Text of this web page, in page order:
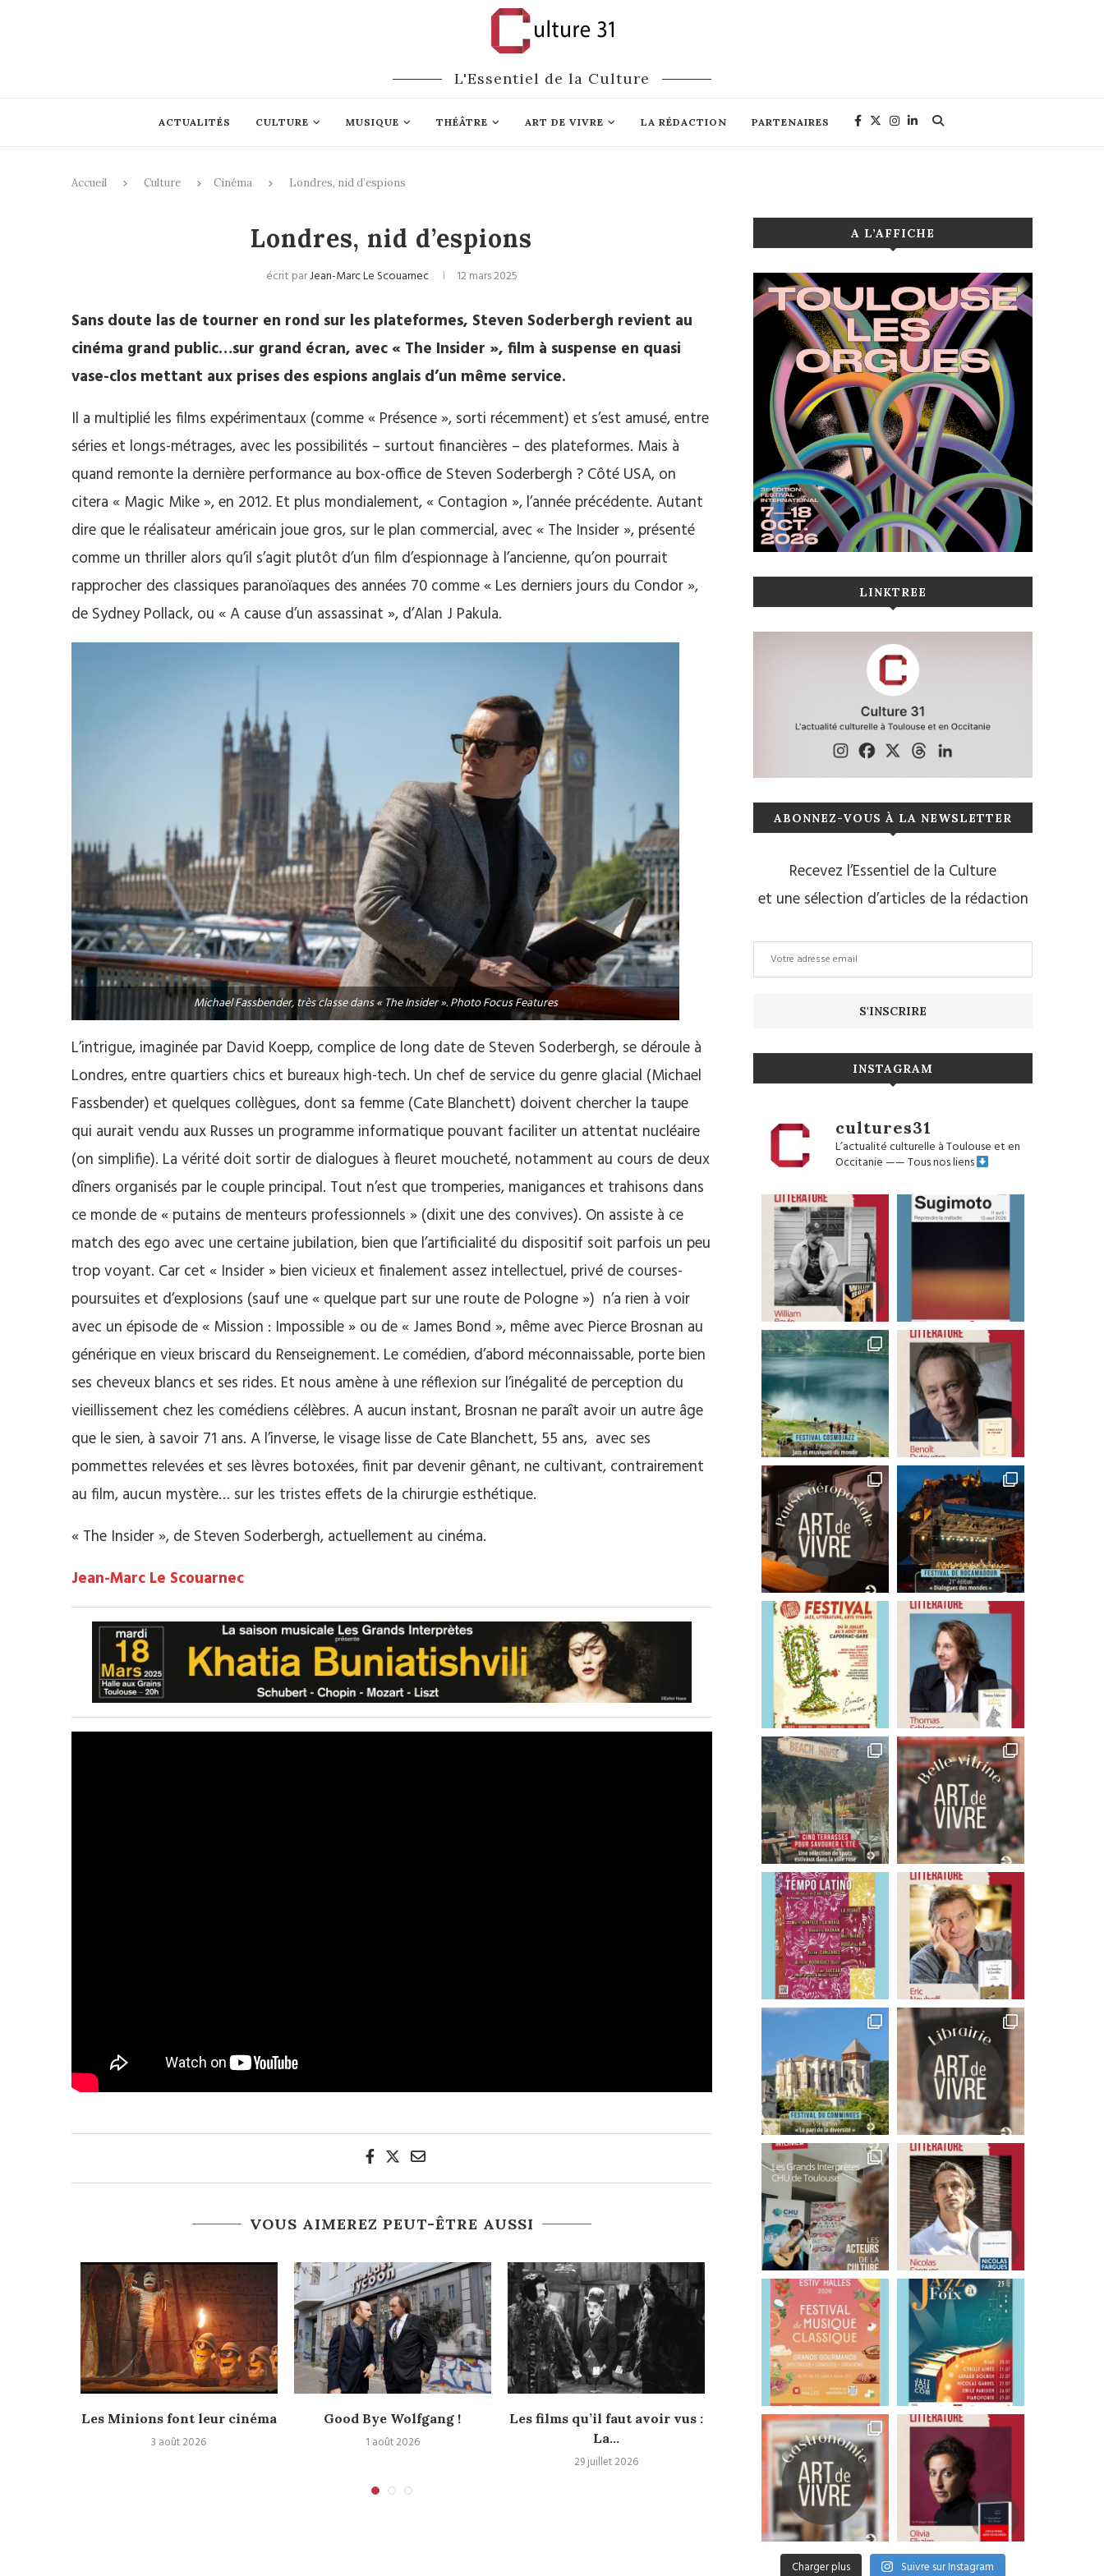
L'Essentiel de la Culture
ACTUALITÉS CULTURE MUSIQUE THÉÂTRE ART DE VIVRE LA RÉDACTION PARTENAIRES
Accueil Culture Cinéma Londres, nid d’espions
Londres, nid d’espions
écrit parJean-Marc Le Scouarnec 12 mars 2025
Sans doute las de tourner en rond sur les plateformes, Steven Soderbergh revient au
cinéma grand public…sur grand écran, avec « The Insider », film à suspense en quasi
vase-clos mettant aux prises des espions anglais d’un même service.
Il a multiplié les films expérimentaux (comme « Présence », sorti récemment) et s’est amusé, entre
séries et longs-métrages, avec les possibilités – surtout financières – des plateformes. Mais à
quand remonte la dernière performance au box-office de Steven Soderbergh ? Côté USA, on
citera « Magic Mike », en 2012. Et plus mondialement, « Contagion », l’année précédente. Autant
dire que le réalisateur américain joue gros, sur le plan commercial, avec « The Insider », présenté
comme un thriller alors qu’il s’agit plutôt d’un film d’espionnage à l’ancienne, qu’on pourrait
rapprocher des classiques paranoïaques des années 70 comme « Les derniers jours du Condor »,
de Sydney Pollack, ou « A cause d’un assassinat », d’Alan J Pakula.
Michael Fassbender, très classe dans « The Insider ». Photo Focus Features
L’intrigue, imaginée par David Koepp, complice de long date de Steven Soderbergh, se déroule à
Londres, entre quartiers chics et bureaux high-tech. Un chef de service du genre glacial (Michael
Fassbender) et quelques collègues, dont sa femme (Cate Blanchett) doivent chercher la taupe
qui aurait vendu aux Russes un programme informatique pouvant faciliter un attentat nucléaire
(on simplifie). La vérité doit sortir de dialogues à fleuret moucheté, notamment au cours de deux
dîners organisés par le couple principal. Tout n’est que tromperies, manigances et trahisons dans
ce monde de « putains de menteurs professionnels » (dixit une des convives). On assiste à ce
match des ego avec une certaine jubilation, bien que l’artificialité du dispositif soit parfois un peu
trop voyant. Car cet « Insider » bien vicieux et finalement assez intellectuel, privé de courses-
poursuites et d’explosions (sauf une « quelque part sur une route de Pologne ») n’a rien à voir
avec un épisode de « Mission : Impossible » ou de « James Bond », même avec Pierce Brosnan au
générique en vieux briscard du Renseignement. Le comédien, d’abord méconnaissable, porte bien
ses cheveux blancs et ses rides. Et nous amène à une réflexion sur l’inégalité de perception du
vieillissement chez les comédiens célèbres. A aucun instant, Brosnan ne paraît avoir un autre âge
que le sien, à savoir 71 ans. A l’inverse, le visage lisse de Cate Blanchett, 55 ans, avec ses
pommettes relevées et ses lèvres botoxées, finit par devenir gênant, ne cultivant, contrairement
au film, aucun mystère… sur les tristes effets de la chirurgie esthétique.
« The Insider », de Steven Soderbergh, actuellement au cinéma.
Jean-Marc Le Scouarnec
VOUS AIMEREZ PEUT-ÊTRE AUSSI
Les Minions font leur cinéma
3 août 2026
Good Bye Wolfgang !
1 août 2026
Les films qu’il faut avoir vus :
La...
29 juillet 2026
Inimitable « Français »
28 juillet 2026
Une légende
A L’AFFICHE
LINKTREE
ABONNEZ-VOUS À LA NEWSLETTER
Recevez l’Essentiel de la Culture
et une sélection d’articles de la rédaction
INSTAGRAM
cultures31
L’actualité culturelle à Toulouse et en
Occitanie——Tous nos liens
Charger plus Suivre sur Instagram